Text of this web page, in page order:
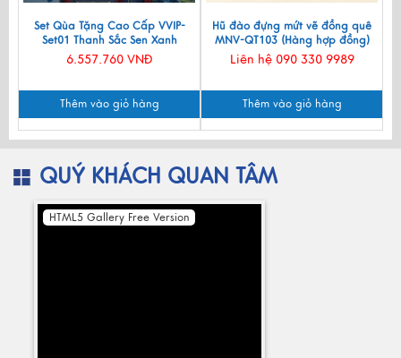
Set Qùa Tặng Cao Cấp VVIP-
Set01 Thanh Sắc Sen Xanh
6.557.760 VNĐ
Thêm vào giỏ hàng
Hũ đào đựng mứt vẽ đồng quê
MNV-QT103 (Hàng hợp đồng)
Liên hệ 090 330 9989
Thêm vào giỏ hàng
QUÝ KHÁCH QUAN TÂM
HTML5 Gallery Free Version